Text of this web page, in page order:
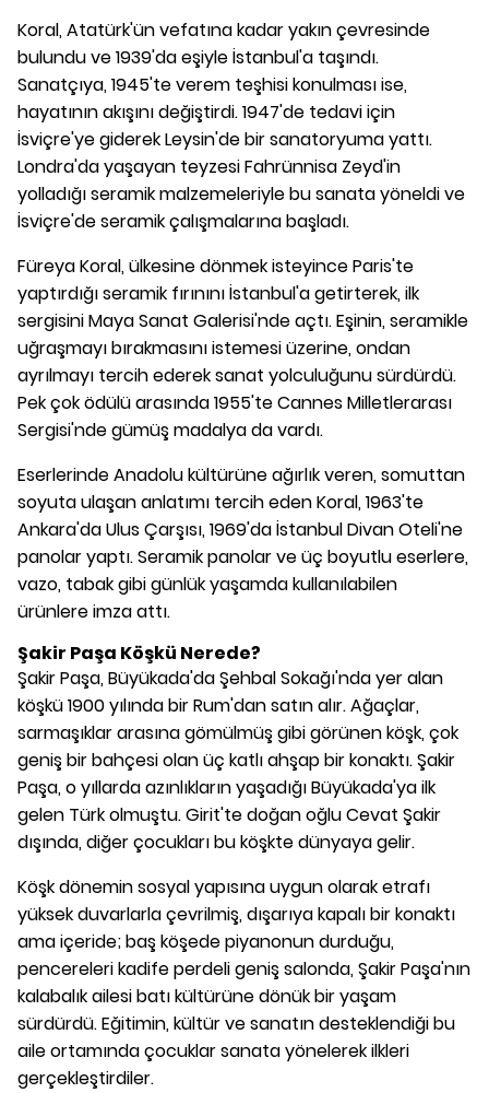
Koral, Atatürk'ün vefatına kadar yakın çevresinde
bulundu ve 1939'da eşiyle İstanbul'a taşındı.
Sanatçıya, 1945'te verem teşhisi konulması ise,
hayatının akışını değiştirdi. 1947'de tedavi için
İsviçre'ye giderek Leysin'de bir sanatoryuma yattı.
Londra'da yaşayan teyzesi Fahrünnisa Zeyd'in
yolladığı seramik malzemeleriyle bu sanata yöneldi ve
İsviçre'de seramik çalışmalarına başladı.
Füreya Koral, ülkesine dönmek isteyince Paris'te
yaptırdığı seramik fırınını İstanbul'a getirterek, ilk
sergisini Maya Sanat Galerisi'nde açtı. Eşinin, seramikle
uğraşmayı bırakmasını istemesi üzerine, ondan
ayrılmayı tercih ederek sanat yolculuğunu sürdürdü.
Pek çok ödülü arasında 1955'te Cannes Milletlerarası
Sergisi'nde gümüş madalya da vardı.
Eserlerinde Anadolu kültürüne ağırlık veren, somuttan
soyuta ulaşan anlatımı tercih eden Koral, 1963'te
Ankara'da Ulus Çarşısı, 1969'da İstanbul Divan Oteli'ne
panolar yaptı. Seramik panolar ve üç boyutlu eserlere,
vazo, tabak gibi günlük yaşamda kullanılabilen
ürünlere imza attı.
Şakir Paşa Köşkü Nerede?
Şakir Paşa, Büyükada'da Şehbal Sokağı'nda yer alan
köşkü 1900 yılında bir Rum'dan satın alır. Ağaçlar,
sarmaşıklar arasına gömülmüş gibi görünen köşk, çok
geniş bir bahçesi olan üç katlı ahşap bir konaktı. Şakir
Paşa, o yıllarda azınlıkların yaşadığı Büyükada'ya ilk
gelen Türk olmuştu. Girit'te doğan oğlu Cevat Şakir
dışında, diğer çocukları bu köşkte dünyaya gelir.
Köşk dönemin sosyal yapısına uygun olarak etrafı
yüksek duvarlarla çevrilmiş, dışarıya kapalı bir konaktı
ama içeride; baş köşede piyanonun durduğu,
pencereleri kadife perdeli geniş salonda, Şakir Paşa'nın
kalabalık ailesi batı kültürüne dönük bir yaşam
sürdürdü. Eğitimin, kültür ve sanatın desteklendiği bu
aile ortamında çocuklar sanata yönelerek ilkleri
gerçekleştirdiler.